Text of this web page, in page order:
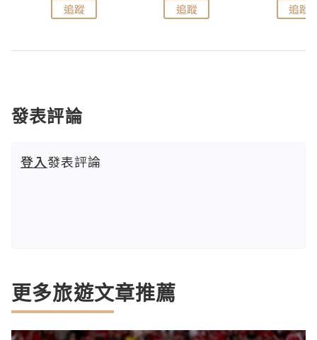
追蹤 追蹤 追蹤
發表評論
登入發表評論
更多旅遊文章推薦